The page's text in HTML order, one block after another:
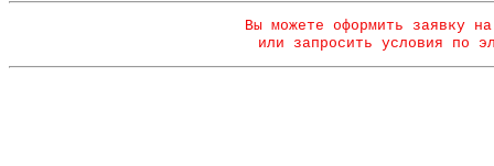
Вы можете оформить заявку
или запросить условия по